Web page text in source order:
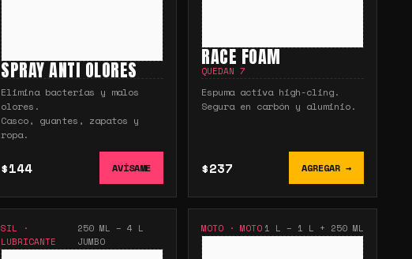
SPRAY ANTI OLORES
Elimina bacterias y malos
olores.
Casco, guantes, zapatos y
ropa.
$144 AVÍSAME
RACE FOAM
QUEDAN 7
Espuma activa high-cling.
Segura en carbón y aluminio.
$237 AGREGAR →
SIL ·
LUBRICANTE
250 ML – 4 L
JUMBO
MOTO · MOTO 1 L – 1 L + 250 ML